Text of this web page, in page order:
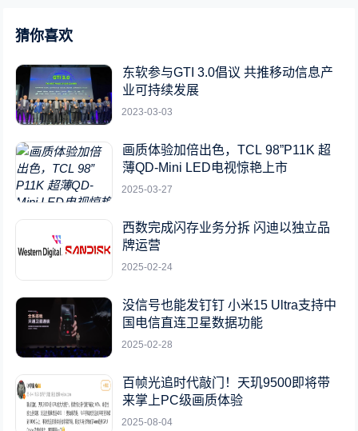
猜你喜欢
东软参与GTI 3.0倡议 共推移动信息产
业可持续发展
2023-03-03
画质体验加倍出色，TCL 98”P11K 超
薄QD-Mini LED电视惊艳上市
2025-03-27
西数完成闪存业务分拆 闪迪以独立品
牌运营
2025-02-24
没信号也能发钉钉 小米15 Ultra支持中
国电信直连卫星数据功能
2025-02-28
百帧光追时代敲门！天玑9500即将带
来掌上PC级画质体验
2025-08-04